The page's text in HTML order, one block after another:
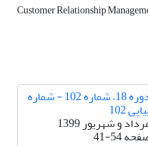
Customer Relationship
دوره 18، شماره 102 - شماره
102
و شهریور 1399
41-54